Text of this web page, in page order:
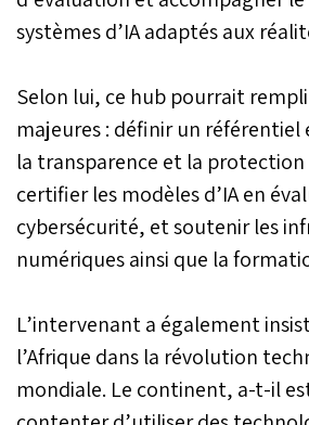
systèmes d’IA adaptés aux
Selon lui, ce hub pourrait
majeures : définir un
la transparence et la protection
certifier les modèles d’IA en
cybersécurité, et soutenir les
numériques ainsi que la
L’intervenant a également
l’Afrique dans la révolution
mondiale. Le continent, a-t-il